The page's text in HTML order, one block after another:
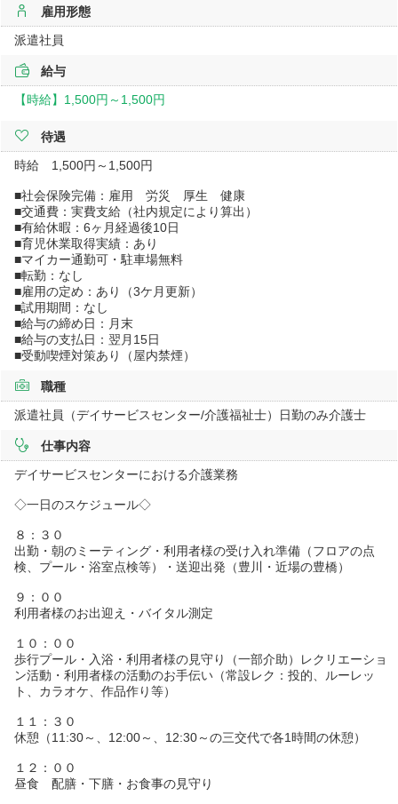
雇用形態
派遣社員
給与
【時給】 1,500円～ 1,500円
待遇
時給 1,500円～1,500円
■社会保険完備：雇用 労災 厚生 健康
■交通費：実費支給（社内規定により算出）
■有給休暇：6ヶ月経過後10日
■育児休業取得実績：あり
■マイカー通勤可・駐車場無料
■転勤：なし
■雇用の定め：あり（3ケ月更新）
■試用期間：なし
■給与の締め日：月末
■給与の支払日：翌月15日
■受動喫煙対策あり（屋内禁煙）
職種
派遣社員（デイサービスセンター/介護福祉士）日勤のみ介護士
仕事内容
デイサービスセンターにおける介護業務
◇一日のスケジュール◇
８：３０
出勤・朝のミーティング・利用者様の受け入れ準備（フロアの点
検、プール・浴室点検等）・送迎出発（豊川・近場の豊橋）
９：００
利用者様のお出迎え・バイタル測定
１０：００
歩行プール・入浴・利用者様の見守り（一部介助）レクリエーショ
ン活動・利用者様の活動のお手伝い（常設レク：投的、ルーレッ
ト、カラオケ、作品作り等）
１１：３０
休憩（11:30～、12:00～、12:30～の三交代で各1時間の休憩）
１２：００
昼食 配膳・下膳・お食事の見守り